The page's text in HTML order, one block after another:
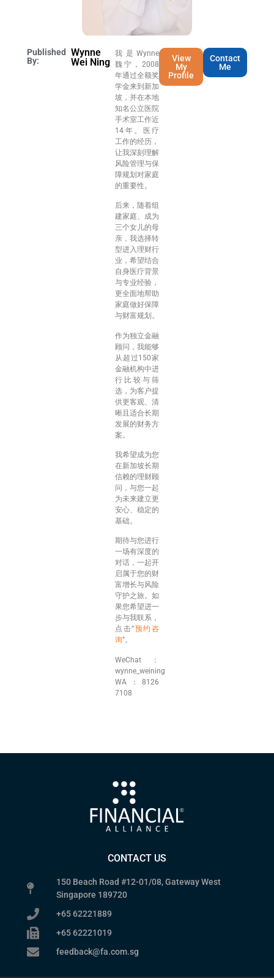
Published
By:
Wynne
Wei Ning
我是Wynne
魏宁，2008
年通过全额奖
学金来到新加
坡，并在本地
知名公立医院
手术室工作近
14年。医疗
工作的经历，
让我深刻理解
风险管理与保
障规划对家庭
的重要性。
后来，随着组
建家庭、成为
三个女儿的母
亲，我选择转
型进入理财行
业，希望结合
自身医疗背景
与专业经验，
更全面地帮助
家庭做好保障
与财富规划。
作为独立金融
顾问，我能够
从超过150家
金融机构中进
行比较与筛
选，为客户提
供更客观、清
晰且适合长期
发展的财务方
案。
我希望成为您
在新加坡长期
信赖的理财顾
问，与您一起
为未来建立更
安心、稳定的
基础。
期待与您进行
一场有深度的
对话，一起开
启属于您的财
富增长与风险
守护之旅。如
果您希望进一
步与我联系，
点击“预约咨
询”。
WeChat：
wynne_weining
WA：8126
7108
View
My
Profile
Contact
Me
CONTACT US
150 Beach Road #12-01/08, Gateway West
Singapore 189720
+65 62221889
+65 62221019
feedback@fa.com.sg